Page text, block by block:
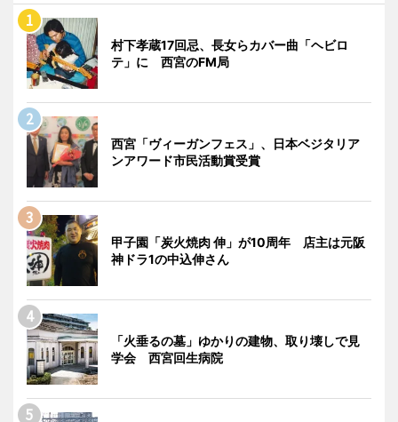
村下孝蔵17回忌、長女らカバー曲「ヘビロ
テ」に 西宮のFM局
西宮「ヴィーガンフェス」、日本ベジタリア
ンアワード市民活動賞受賞
甲子園「炭火焼肉 伸」が10周年 店主は元阪
神ドラ1の中込伸さん
「火垂るの墓」ゆかりの建物、取り壊しで見
学会 西宮回生病院